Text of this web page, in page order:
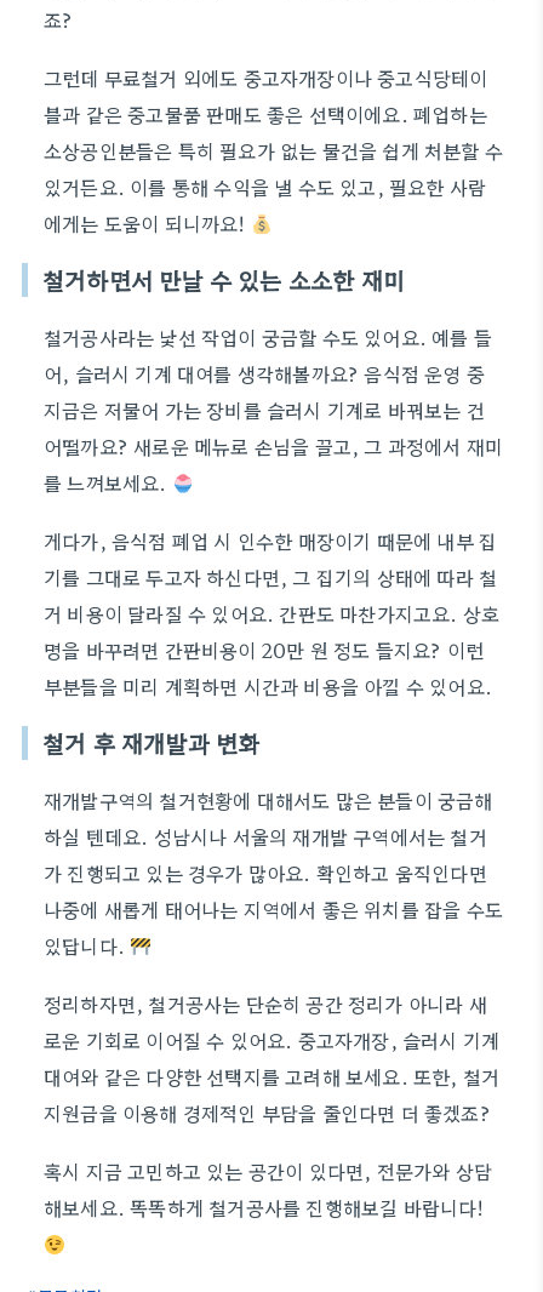
죠?
그런데 무료철거 외에도 중고자개장이나 중고식당테이
블과 같은 중고물품 판매도 좋은 선택이에요. 폐업하는
소상공인분들은 특히 필요가 없는 물건을 쉽게 처분할 수
있거든요. 이를 통해 수익을 낼 수도 있고, 필요한 사람
에게는 도움이 되니까요!
철거하면서 만날 수 있는 소소한 재미
철거공사라는 낯선 작업이 궁금할 수도 있어요. 예를 들
어, 슬러시 기계 대여를 생각해볼까요? 음식점 운영 중
지금은 저물어 가는 장비를 슬러시 기계로 바꿔보는 건
어떨까요? 새로운 메뉴로 손님을 끌고, 그 과정에서 재미
를 느껴보세요.
게다가, 음식점 폐업 시 인수한 매장이기 때문에 내부 집
기를 그대로 두고자 하신다면, 그 집기의 상태에 따라 철
거 비용이 달라질 수 있어요. 간판도 마찬가지고요. 상호
명을 바꾸려면 간판비용이 20만 원 정도 들지요? 이런
부분들을 미리 계획하면 시간과 비용을 아낄 수 있어요.
철거 후 재개발과 변화
재개발구역의 철거현황에 대해서도 많은 분들이 궁금해
하실 텐데요. 성남시나 서울의 재개발 구역에서는 철거
가 진행되고 있는 경우가 많아요. 확인하고 움직인다면
나중에 새롭게 태어나는 지역에서 좋은 위치를 잡을 수도
있답니다.
정리하자면, 철거공사는 단순히 공간 정리가 아니라 새
로운 기회로 이어질 수 있어요. 중고자개장, 슬러시 기계
대여와 같은 다양한 선택지를 고려해 보세요. 또한, 철거
지원금을 이용해 경제적인 부담을 줄인다면 더 좋겠죠?
혹시 지금 고민하고 있는 공간이 있다면, 전문가와 상담
해보세요. 똑똑하게 철거공사를 진행해보길 바랍니다!